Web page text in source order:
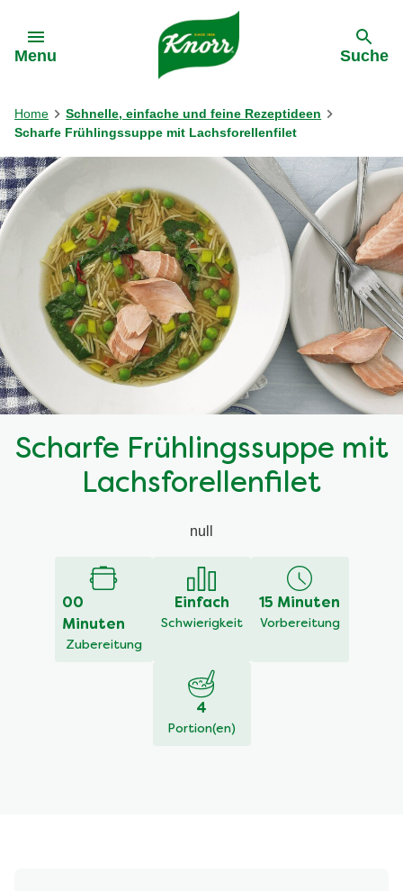
Menu Suche
Home
Schnelle, einfache und feine Rezeptideen
Scharfe Frühlingssuppe mit Lachsforellenfilet
Scharfe Frühlingssuppe mit
Lachsforellenfilet
null
00
Minuten
Zubereitung
Einfach
Schwierigkeit
15 Minuten
Vorbereitung
4
Portion(en)